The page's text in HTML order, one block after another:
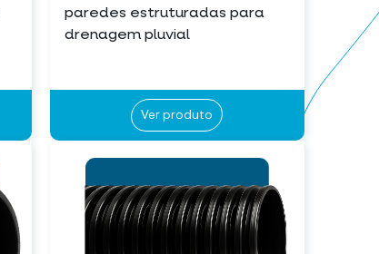
paredes estruturadas para
drenagem pluvial
Ver produto